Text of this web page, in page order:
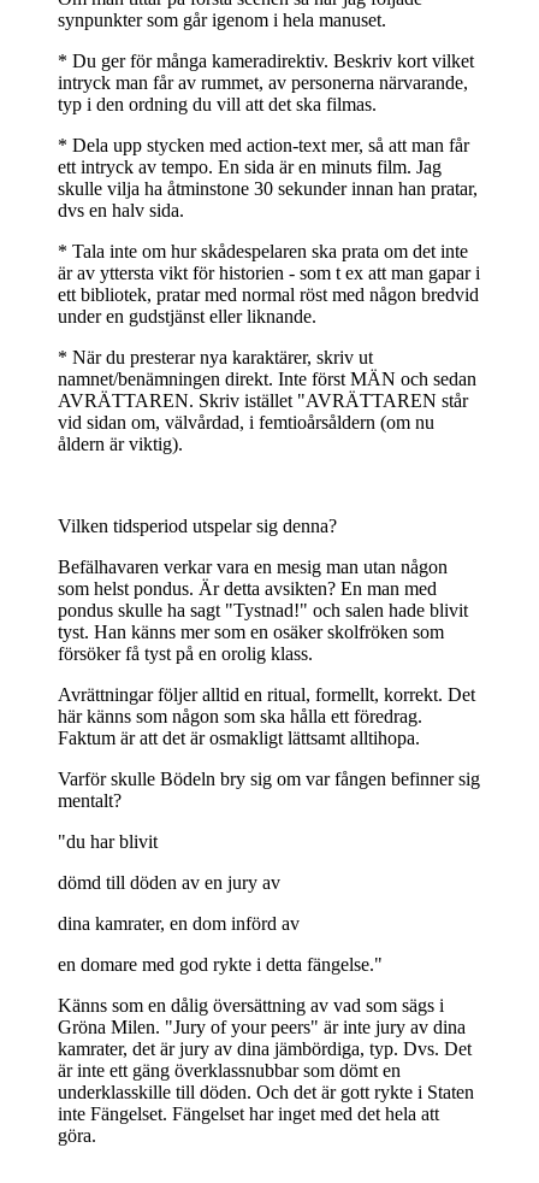
synpunkter som går igenom i hela manuset.
* Du ger för många kameradirektiv. Beskriv kort vilket
intryck man får av rummet, av personerna närvarande,
typ i den ordning du vill att det ska filmas.
* Dela upp stycken med action-text mer, så att man får
ett intryck av tempo. En sida är en minuts film. Jag
skulle vilja ha åtminstone 30 sekunder innan han pratar,
dvs en halv sida.
* Tala inte om hur skådespelaren ska prata om det inte
är av yttersta vikt för historien - som t ex att man gapar i
ett bibliotek, pratar med normal röst med någon bredvid
under en gudstjänst eller liknande.
* När du presterar nya karaktärer, skriv ut
namnet/benämningen direkt. Inte först MÄN och sedan
AVRÄTTAREN. Skriv istället "AVRÄTTAREN står
vid sidan om, välvårdad, i femtioårsåldern (om nu
åldern är viktig).
Vilken tidsperiod utspelar sig denna?
Befälhavaren verkar vara en mesig man utan någon
som helst pondus. Är detta avsikten? En man med
pondus skulle ha sagt "Tystnad!" och salen hade blivit
tyst. Han känns mer som en osäker skolfröken som
försöker få tyst på en orolig klass.
Avrättningar följer alltid en ritual, formellt, korrekt. Det
här känns som någon som ska hålla ett föredrag.
Faktum är att det är osmakligt lättsamt alltihopa.
Varför skulle Bödeln bry sig om var fången befinner sig
mentalt?
"du har blivit
dömd till döden av en jury av
dina kamrater, en dom införd av
en domare med god rykte i detta fängelse."
Känns som en dålig översättning av vad som sägs i
Gröna Milen. "Jury of your peers" är inte jury av dina
kamrater, det är jury av dina jämbördiga, typ. Dvs. Det
är inte ett gäng överklassnubbar som dömt en
underklasskille till döden. Och det är gott rykte i Staten
inte Fängelset. Fängelset har inget med det hela att
göra.